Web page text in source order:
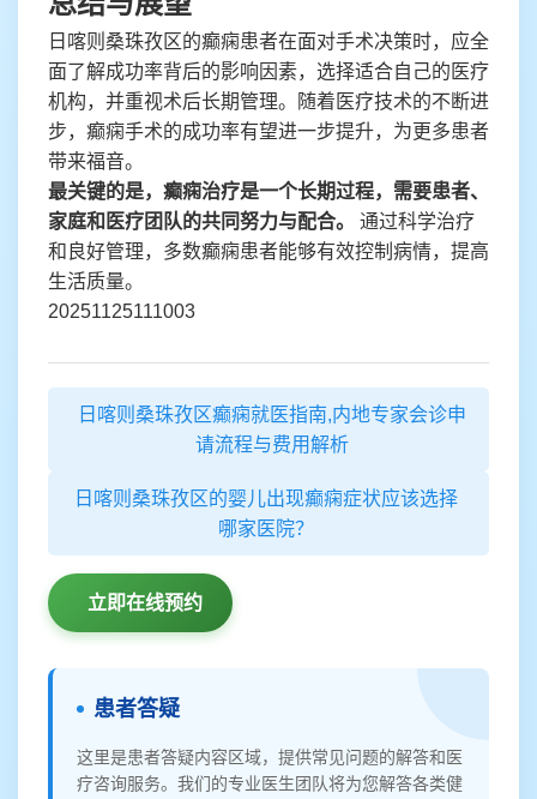
日喀则桑珠孜区的癫痫患者在面对手术决策时，应全
面了解成功率背后的影响因素，选择适合自己的医疗
机构，并重视术后长期管理。随着医疗技术的不断进
步，癫痫手术的成功率有望进一步提升，为更多患者
带来福音。
最关键的是，癫痫治疗是一个长期过程，需要患者、
家庭和医疗团队的共同努力与配合。
通过科学治疗
和良好管理，多数癫痫患者能够有效控制病情，提高
生活质量。
20251125111003
日喀则桑珠孜区癫痫就医指南,内地专家会诊申
请流程与费用解析
日喀则桑珠孜区的婴儿出现癫痫症状应该选择
哪家医院？
立即在线预约
患者答疑
这里是患者答疑内容区域，提供常见问题的解答和医
疗咨询服务。我们的专业医生团队将为您解答各类健